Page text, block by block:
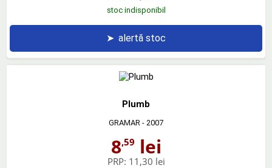
stoc indisponibil
➤ alertă stoc
Plumb
GRAMAR - 2007
8,59 lei
PRP: 11,30 lei